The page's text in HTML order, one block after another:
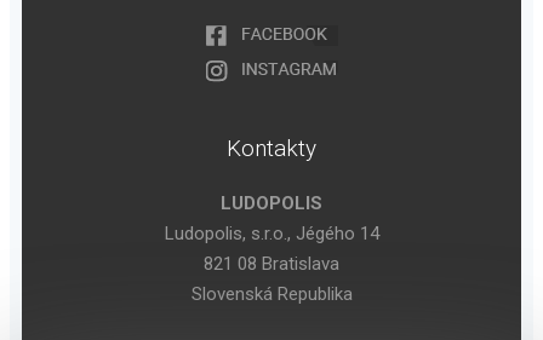
Kontakty
LUDOPOLIS
Ludopolis, s.r.o., Jégého 14
821 08 Bratislava
Slovenská Republika